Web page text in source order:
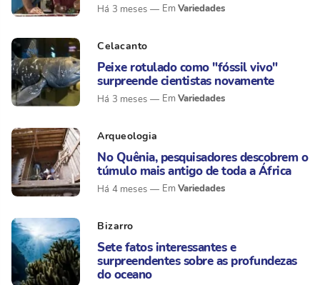
Há 3 meses Variedades
Celacanto
Peixe rotulado como "fóssil vivo"
surpreende cientistas novamente
Há 3 meses Variedades
Arqueologia
No Quênia, pesquisadores descobrem o
túmulo mais antigo de toda a África
Há 4 meses Variedades
Bizarro
Sete fatos interessantes e
surpreendentes sobre as profundezas
do oceano